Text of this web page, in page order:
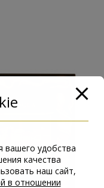
удобства
качества
наш сайт,
в отношении